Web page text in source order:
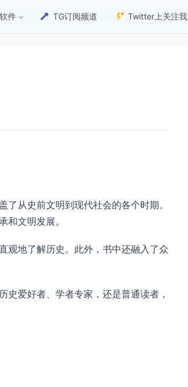
软件 TG订阅频道 Twitter上关注我
了从史前文明到现代社会的各个时期。
和文明发展。
观地了解历史。此外，书中还融入了众
爱好者、学者专家，还是普通读者，